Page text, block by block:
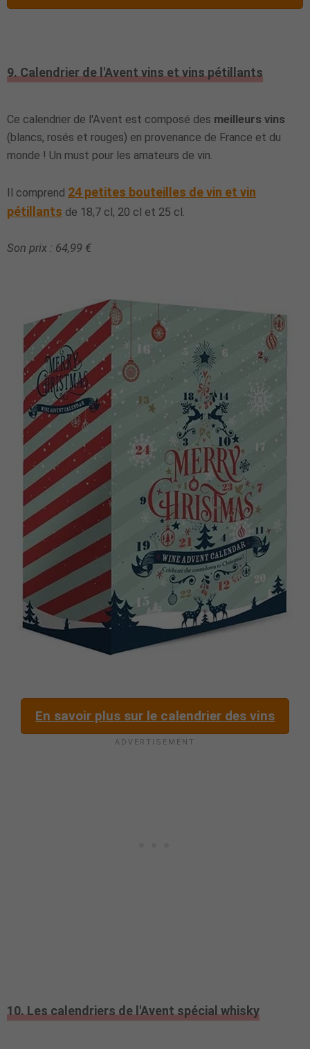
9. Calendrier de l'Avent vins et vins pétillants
Ce calendrier de l'Avent est composé des meilleurs vins
(blancs, rosés et rouges) en provenance de France et du
monde ! Un must pour les amateurs de vin.
Il comprend 24 petites bouteilles de vin et vin
pétillants de 18,7 cl, 20 cl et 25 cl.
Son prix : 64,99 €
En savoir plus sur le calendrier des vins
10. Les calendriers de l'Avent spécial whisky